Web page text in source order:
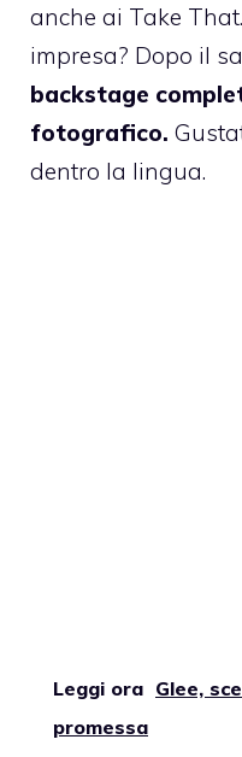
anche ai Take
impresa? Dopo il
backstage
fotografico.
dentro la lingua.
Leggi ora Glee,
promessa